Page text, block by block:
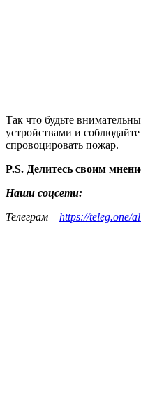
Так что будьте
устройствами и
спровоцировать пожар.
P.S. Делитесь своим
Наши соцсети:
Телеграм – https://teleg.one/